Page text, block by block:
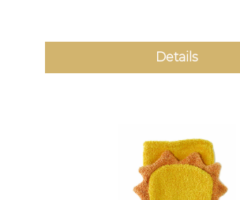
Details